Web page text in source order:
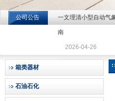
北京北拓仪器设备有限公司
公司公告 一文理清小型自动气
南
2026-04-26
箱类器材
石油石化